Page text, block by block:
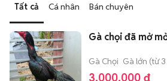
Tất cả Cá nhân Bán chuyên
Gà chọi đã mở
Gà Chọi Gà lớn (từ
3.000.000 đ